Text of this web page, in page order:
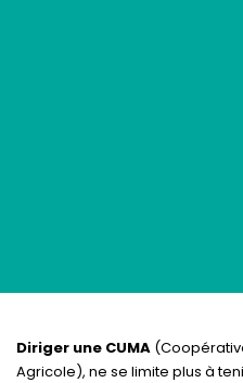
Diriger une CUMA
Agricole), ne se limite plus à